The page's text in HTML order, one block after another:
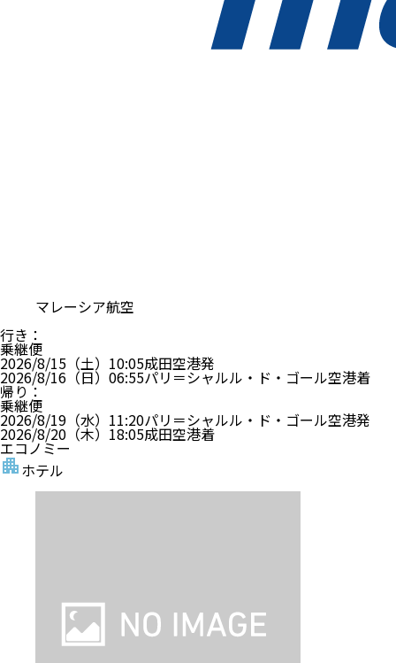
マレーシア航空
行き ：
乗継便
2026/8/15（土） 10:05成田空港発
2026/8/16（日） 06:55パリ＝シャルル・ド・ゴール空港着
帰り ：
乗継便
2026/8/19（水） 11:20パリ＝シャルル・ド・ゴール空港発
2026/8/20（木） 18:05成田空港着
エコノミー
ホテル